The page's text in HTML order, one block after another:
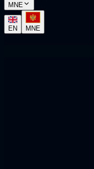
MNE
EN MNE